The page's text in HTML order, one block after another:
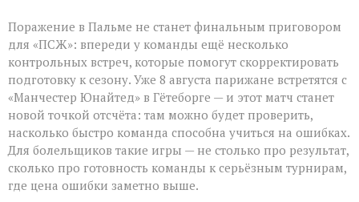
Поражение в Пальме не станет финальным приговором
для «ПСЖ»: впереди у команды ещё несколько
контрольных встреч, которые помогут скорректировать
подготовку к сезону. Уже 8 августа парижане встретятся с
«Манчестер Юнайтед» в Гётеборге — и этот матч станет
новой точкой отсчёта: там можно будет проверить,
насколько быстро команда способна учиться на ошибках.
Для болельщиков такие игры — не столько про результат,
сколько про готовность команды к серьёзным турнирам,
где цена ошибки заметно выше.